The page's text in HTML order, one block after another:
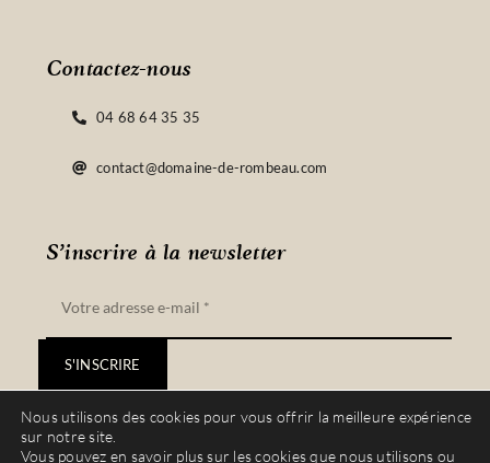
S’inscrire à la newsletter
S'INSCRIRE
Contactez-nous
04 68 64 35 35
contact@domaine-de-rombeau.com
Nous utilisons des cookies pour vous offrir la meilleure expérience
sur notre site.
Vous pouvez en savoir plus sur les cookies que nous utilisons ou